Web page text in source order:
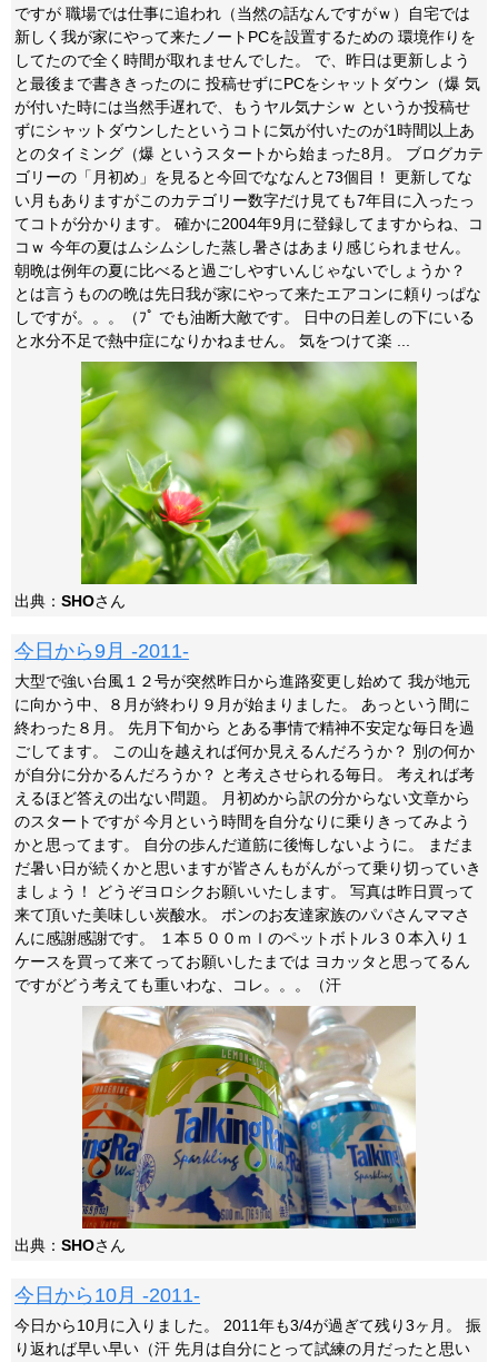
ですが 職場では仕事に追われ（当然の話なんですがｗ）自宅では
新しく我が家にやって来たノートPCを設置するための 環境作りを
してたので全く時間が取れませんでした。 で、昨日は更新しよう
と最後まで書ききったのに 投稿せずにPCをシャットダウン（爆 気
が付いた時には当然手遅れで、もうヤル気ナシｗ というか投稿せ
ずにシャットダウンしたというコトに気が付いたのが1時間以上あ
とのタイミング（爆 というスタートから始まった8月。 ブログカテ
ゴリーの「月初め」を見ると今回でななんと73個目！ 更新してな
い月もありますがこのカテゴリー数字だけ見ても7年目に入ったっ
てコトが分かります。 確かに2004年9月に登録してますからね、コ
コｗ 今年の夏はムシムシした蒸し暑さはあまり感じられません。
朝晩は例年の夏に比べると過ごしやすいんじゃないでしょうか？
とは言うものの晩は先日我が家にやって来たエアコンに頼りっぱな
しですが。。。（ﾌﾟ でも油断大敵です。 日中の日差しの下にいる
と水分不足で熱中症になりかねません。 気をつけて楽 ...
出典： SHOさん
今日から9月 -2011-
大型で強い台風１２号が突然昨日から進路変更し始めて 我が地元
に向かう中、８月が終わり９月が始まりました。 あっという間に
終わった８月。 先月下旬から とある事情で精神不安定な毎日を過
ごしてます。 この山を越えれば何か見えるんだろうか？ 別の何か
が自分に分かるんだろうか？ と考えさせられる毎日。 考えれば考
えるほど答えの出ない問題。 月初めから訳の分からない文章から
のスタートですが 今月という時間を自分なりに乗りきってみよう
かと思ってます。 自分の歩んだ道筋に後悔しないように。 まだま
だ暑い日が続くかと思いますが皆さんもがんがって乗り切っていき
ましょう！ どうぞヨロシクお願いいたします。 写真は昨日買って
来て頂いた美味しい炭酸水。 ボンのお友達家族のパパさんママさ
んに感謝感謝です。 １本５００ｍｌのペットボトル３０本入り１
ケースを買って来てってお願いしたまでは ヨカッタと思ってるん
ですがどう考えても重いわな、コレ。。。（汗
出典： SHOさん
今日から10月 -2011-
今日から10月に入りました。 2011年も3/4が過ぎて残り3ヶ月。 振
り返れば早い早い（汗 先月は自分にとって試練の月だったと思い